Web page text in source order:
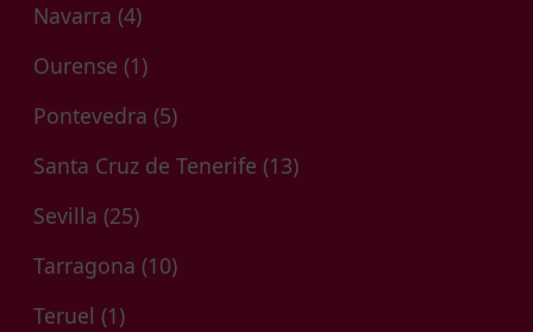
Navarra (4)
Ourense (1)
Pontevedra (5)
Santa Cruz de Tenerife (13)
Sevilla (25)
Tarragona (10)
Teruel (1)